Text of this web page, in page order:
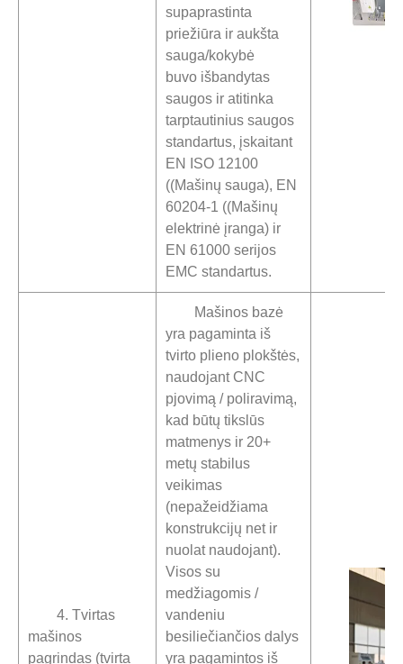
supaprastinta
priežiūra ir aukšta
sauga/kokybė
buvo išbandytas
saugos ir atitinka
tarptautinius saugos
standartus, įskaitant
EN ISO 12100
((Mašinų sauga), EN
60204-1 ((Mašinų
elektrinė įranga) ir
EN 61000 serijos
EMC standartus.
4. Tvirtas
mašinos
pagrindas (tvirta
Mašinos bazė
yra pagaminta iš
tvirto plieno plokštės,
naudojant CNC
pjovimą / poliravimą,
kad būtų tikslūs
matmenys ir 20+
metų stabilus
veikimas
(nepažeidžiama
konstrukcijų net ir
nuolat naudojant).
Visos su
medžiagomis /
vandeniu
besiliečiančios dalys
yra pagamintos iš